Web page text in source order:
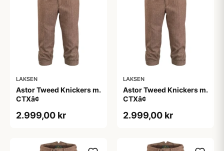
LAKSEN
Astor Tweed Knickers m.
CTXâ¢
2.999,00 kr
LAKSEN
Astor Tweed Knickers m.
CTXâ¢
2.999,00 kr